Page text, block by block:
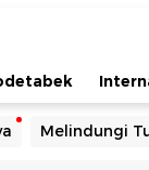
Melindungi